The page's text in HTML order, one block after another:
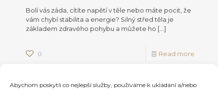
Abychom poskytli co nejlepší služby, používáme k ukládání a/nebo
Bolí vás záda, cítíte napětí v těle nebo máte pocit, že
vám chybí stabilita a energie? Silný střed těla je
základem zdravého pohybu a můžete ho […]
0 Read more